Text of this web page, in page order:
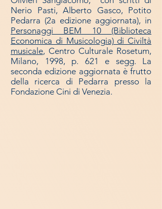
Nerio Pasti, Alberto Gasco, Potito
Pedarra (2a edizione aggiornata), in
Personaggi BEM 10 (Biblioteca
Economica di Musicologia) di Civiltà
musicale, Centro Culturale Rosetum,
Milano, 1998, p. 621 e segg. La
seconda edizione aggiornata è frutto
della ricerca di Pedarra presso la
Fondazione Cini di Venezia.